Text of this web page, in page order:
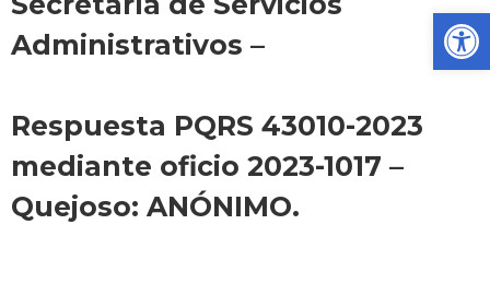
Administrativos –
Respuesta PQRS 43010-2023
mediante oficio 2023-1017 –
Quejoso: ANÓNIMO.